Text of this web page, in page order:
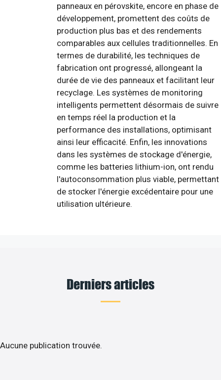
panneaux en pérovskite, encore en phase de
développement, promettent des coûts de
production plus bas et des rendements
comparables aux cellules traditionnelles. En
termes de durabilité, les techniques de
fabrication ont progressé, allongeant la
durée de vie des panneaux et facilitant leur
recyclage. Les systèmes de monitoring
intelligents permettent désormais de suivre
en temps réel la production et la
performance des installations, optimisant
ainsi leur efficacité. Enfin, les innovations
dans les systèmes de stockage d'énergie,
comme les batteries lithium-ion, ont rendu
l'autoconsommation plus viable, permettant
de stocker l'énergie excédentaire pour une
utilisation ultérieure.
Derniers articles
Aucune publication trouvée.